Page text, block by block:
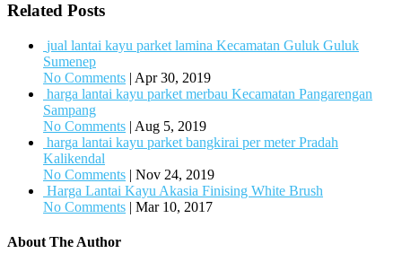
Related Posts
jual lantai kayu parket lamina Kecamatan Guluk Guluk
Sumenep
No Comments | Apr 30, 2019
harga lantai kayu parket merbau Kecamatan Pangarengan
Sampang
No Comments | Aug 5, 2019
harga lantai kayu parket bangkirai per meter Pradah
Kalikendal
No Comments | Nov 24, 2019
Harga Lantai Kayu Akasia Finising White Brush
No Comments | Mar 10, 2017
About The Author